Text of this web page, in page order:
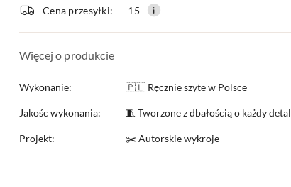
dostawa
Cena przesyłki:
15
Więcej o produkcie
Wykonanie: 🇵🇱 Ręcznie szyte w Polsce
Jakośc wykonania: 🧵 Tworzone z dbałością o każdy detal
Projekt: ✂️ Autorskie wykroje